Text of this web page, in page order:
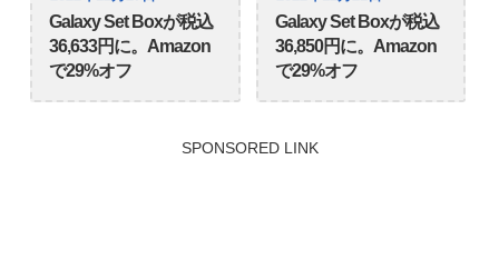
Galaxy Set Boxが税込
36,633円に。Amazon
で29%オフ
Galaxy Set Boxが税込
36,850円に。Amazon
で29%オフ
SPONSORED LINK